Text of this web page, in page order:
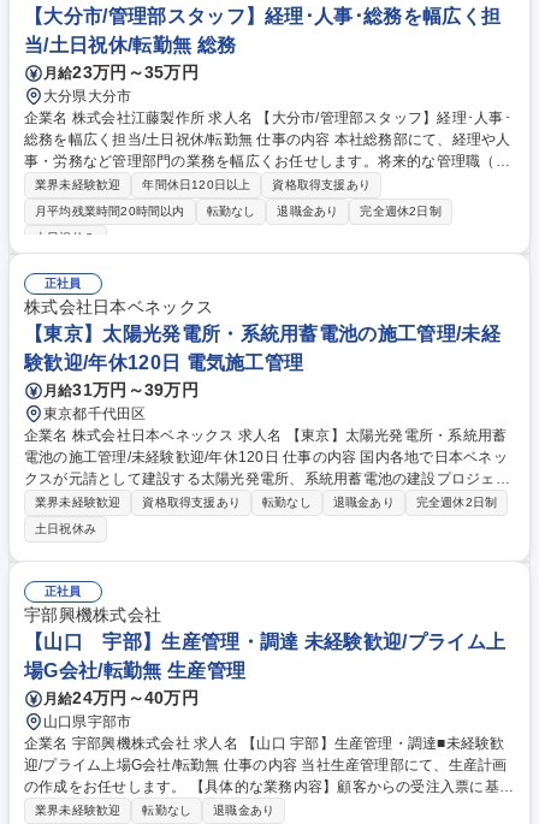
管理および監督業務 協力会社との調整業務（重量物運搬・電気工事等は外
注） 募集職種 【名古屋】機械装置の製作・組立スタッフ｜経験者歓迎！
車通勤可能◎
【大分市/管理部スタッフ】経理･人事･総務を幅広く担
当/土日祝休/転勤無 総務
月給23万円～35万円
大分県大分市
企業名 株式会社江藤製作所 求人名 【大分市/管理部スタッフ】経理･人事･
総務を幅広く担当/土日祝休/転勤無 仕事の内容 本社総務部にて、経理や人
事・労務など管理部門の業務を幅広くお任せします。将来的な管理職（プ
レイングマネージャー）候補として、組織づくりや全社運営の基盤づくり
にも関与いただけるポジションです。 ■勤怠・労務管理、社会保険手続き
対応、年間行事・社内イベントの運営■経理関連（仕訳・月次補助／一部
業務（Web・社内報）、基幹システムや社内IT機器の管理■その他、社内
横断的な調整業務、業務改善推進など 募集職種 【大分市/管理部スタッ
フ】経理･人事･総務を幅広く担当/土日祝休/転勤無
業界未経験歓迎 年間休日120日以上
資格取得支援あり
月平均残業時間20時間以内
転勤なし 退職金あり
完全週休2日制
土日祝休み
正社員
株式会社日本ベネックス
【東京】太陽光発電所・系統用蓄電池の施工管理/未経
験歓迎/年休120日 電気施工管理
月給31万円～39万円
東京都千代田区
企業名 株式会社日本ベネックス 求人名 【東京】太陽光発電所・系統用蓄
電池の施工管理/未経験歓迎/年休120日 仕事の内容 国内各地で日本ベネッ
クスが元請として建設する太陽光発電所、系統用蓄電池の建設プロジェク
トで、施工管理全般を担っていただきます。「作業員」ではなく、現場の
指揮官としての裁量があります。 【具体的な業務】 ■工程管理、品質管
理、安全管理、各種書類作成■施主・案件担当者・工事協力会社との折
衝・調整■現場マネジメント（強固な協力会社ネットワーク活用） 変更の
範囲：当社業務全般 ※実務未経験OK ※現場常駐（2～6ヶ月/案件） ※身
につく「施工管理スキル」は、これからの時代に通用する市場価値に直結
します。 募集職種 【東京】太陽光発電所・系統用蓄電池の施工管理/未経
験歓迎/年休120日
業界未経験歓迎 資格取得支援あり 転勤なし 退職金あり
完全週休2日制
土日祝休み
正社員
宇部興機株式会社
【山口 宇部】生産管理・調達 未経験歓迎/プライム上
場G会社/転勤無 生産管理
月給24万円～40万円
山口県宇部市
企業名 宇部興機株式会社 求人名 【山口 宇部】生産管理・調達■未経験歓
迎/プライム上場G会社/転勤無 仕事の内容 当社生産管理部にて、生産計画
の作成をお任せします。 【具体的な業務内容】顧客からの受注入票に基づ
き各工程の生産日程をプランニングし、納期と工程進捗の管理を行いま
業界未経験歓迎 転勤なし 退職金あり